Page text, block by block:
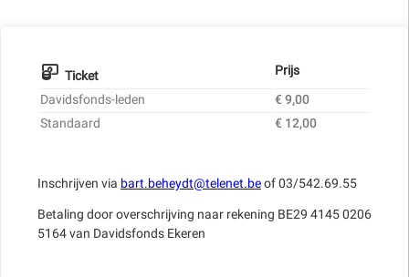
Ticket
Prijs
Davidsfonds-leden
€ 9,00
Standaard
€ 12,00
Inschrijven via bart.beheydt@telenet.beof 03/542.69.55
Betaling door overschrijving naar rekening BE29 4145 0206
5164 van Davidsfonds Ekeren